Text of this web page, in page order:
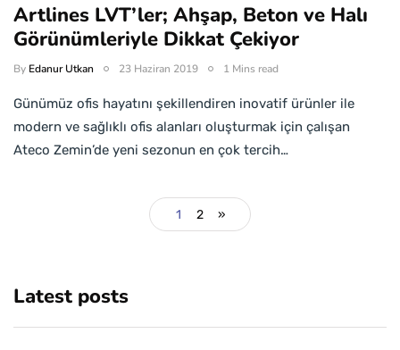
Artlines LVT’ler; Ahşap, Beton ve Halı
Görünümleriyle Dikkat Çekiyor
By Edanur Utkan 23 Haziran 2019 1 Mins read
Günümüz ofis hayatını şekillendiren inovatif ürünler ile
modern ve sağlıklı ofis alanları oluşturmak için çalışan
Ateco Zemin’de yeni sezonun en çok tercih…
1 2 »
Latest posts